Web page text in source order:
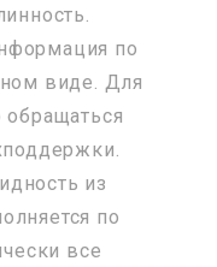
по
виде. Для
из
по
все